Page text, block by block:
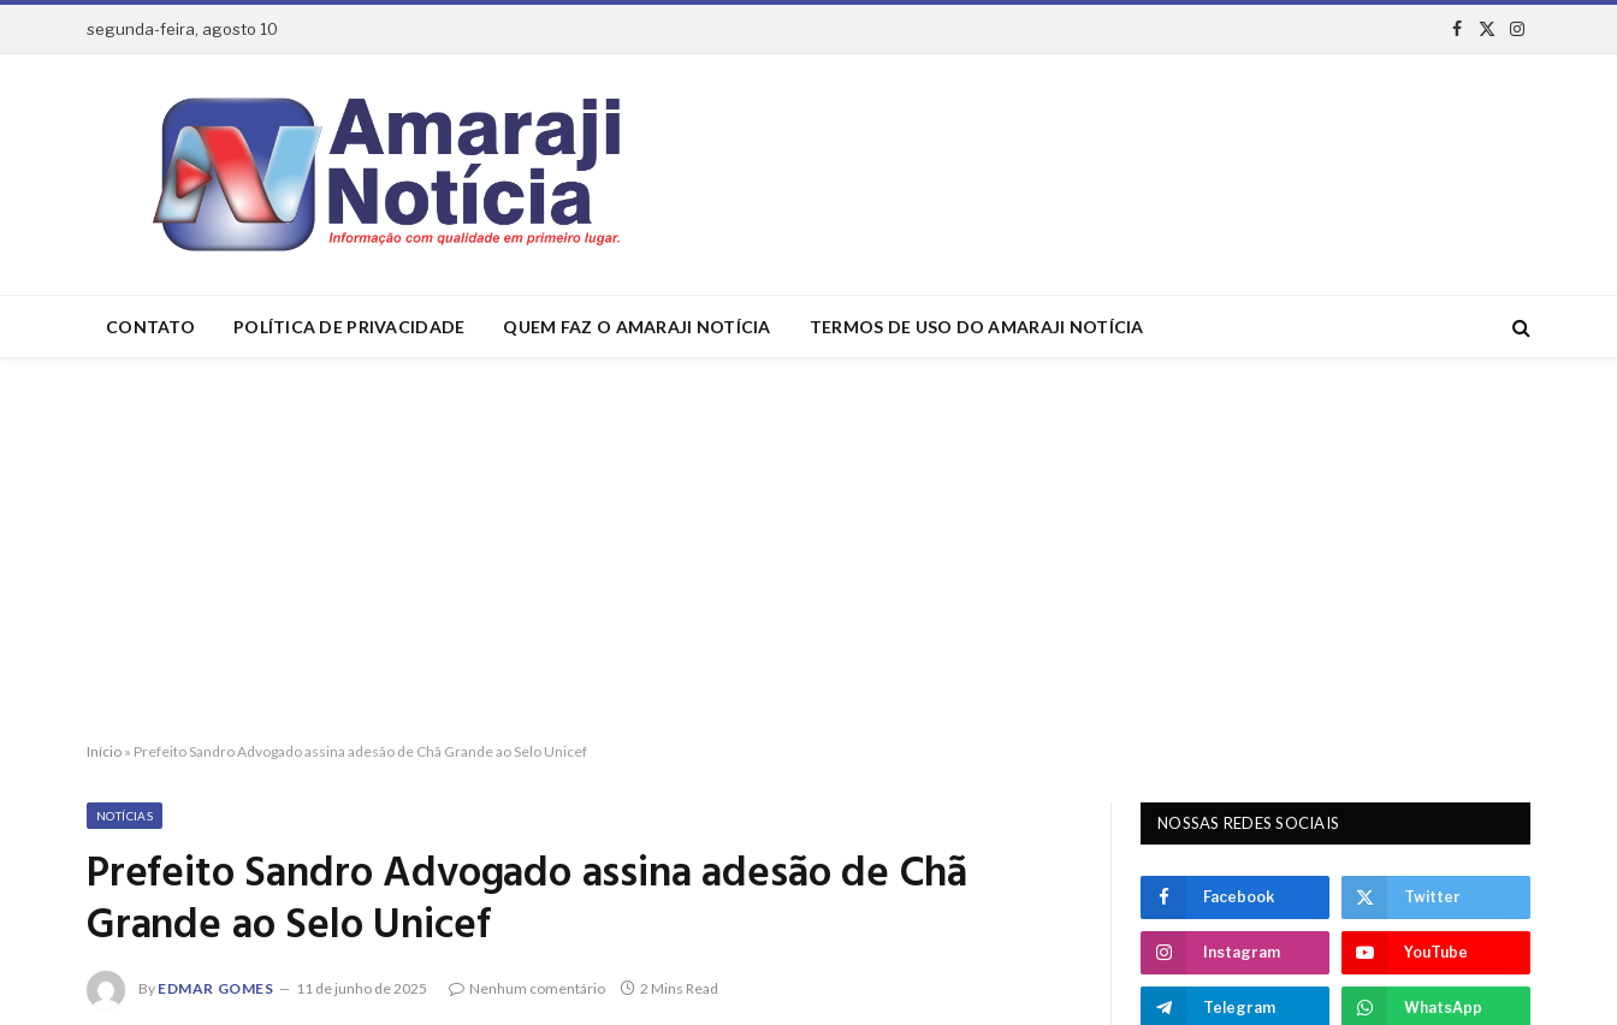
segunda-feira, agosto 10
Facebook
X
Instagram
CONTATO POLÍTICA DE PRIVACIDADE QUEM FAZ O AMARAJI NOTÍCIA TERMOS DE USO DO AMARAJI NOTÍCIA
Início » Prefeito Sandro Advogado assina adesão de Chã Grande ao Selo Unicef
NOTÍCIAS
Prefeito Sandro Advogado assina adesão de Chã
Grande ao Selo Unicef
By EDMAR GOMES 11 de junho de 2025 Nenhum comentário 2 Mins Read
NOSSAS REDES SOCIAIS
Facebook Twitter
Instagram YouTube
Telegram WhatsApp